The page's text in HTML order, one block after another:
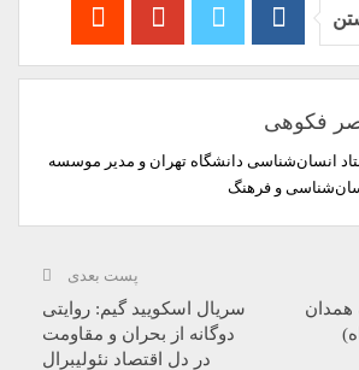
فکوهی
انسان‌شناسی دانشگاه تهران و مدیر موسسه
و فرهنگ
پست بعدی
سریال اسکویید گیم: روایتی
دوگانه از بحران و مقاومت
در دل اقتصاد نئولیبرال